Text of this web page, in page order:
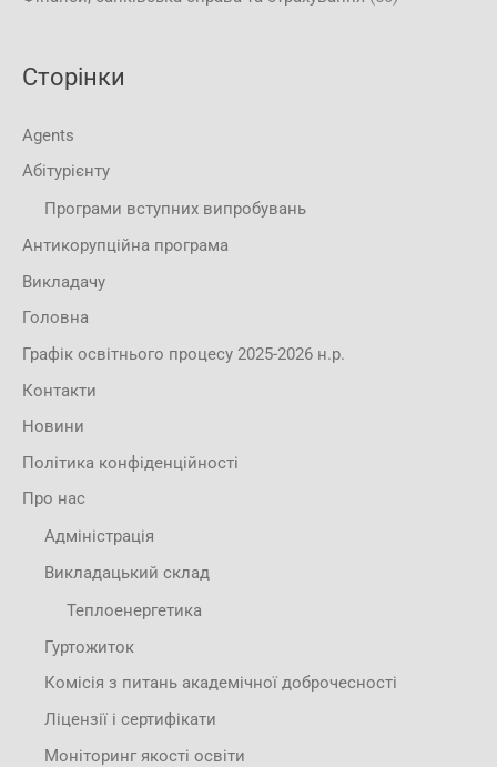
Сторінки
Agents
Абітурієнту
Програми вступних випробувань
Антикорупційна програма
Викладачу
Головна
Графік освітнього процесу 2025-2026 н.р.
Контакти
Новини
Політика конфіденційності
Про нас
Адміністрація
Викладацький склад
Теплоенергетика
Гуртожиток
Комісія з питань академічної доброчесності
Ліцензії і сертифікати
Моніторинг якості освіти